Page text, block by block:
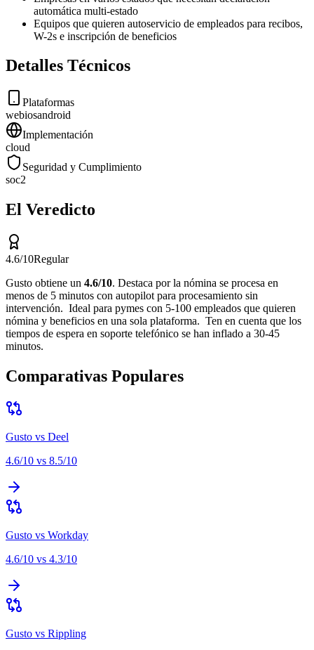
automática multi-estado
Equipos que quieren autoservicio de empleados para recibos,
W-2s e inscripción de beneficios
Detalles Técnicos
Plataformas
webiosandroid
Implementación
cloud
Seguridad y Cumplimiento
soc2
El Veredicto
4.6/10Regular
Gusto obtiene un 4.6/10. Destaca porla nómina se procesa en
menos de 5 minutos con autopilot para procesamiento sin
intervención. Ideal para pymes con 5-100 empleados que quieren
nómina y beneficios en una sola plataforma. Ten en cuenta que los
tiempos de espera en soporte telefónico se han inflado a 30-45
minutos.
Comparativas Populares
Gusto vs Deel
4.6/10 vs 8.5/10
Gusto vs Workday
4.6/10 vs 4.3/10
Gusto vs Rippling